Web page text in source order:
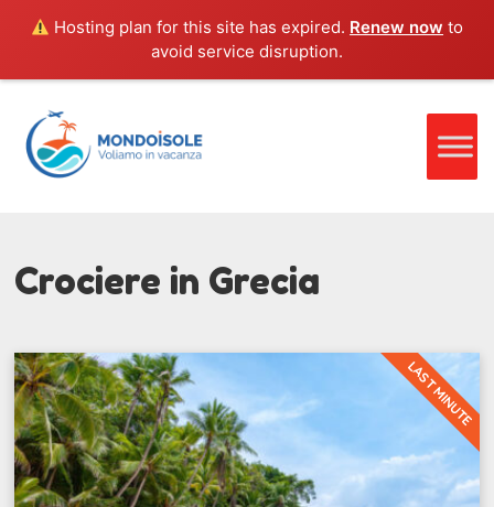
Hosting plan for this site has expired. Renew now to
avoid service disruption.
Crociere in Grecia
LAST MINUTE